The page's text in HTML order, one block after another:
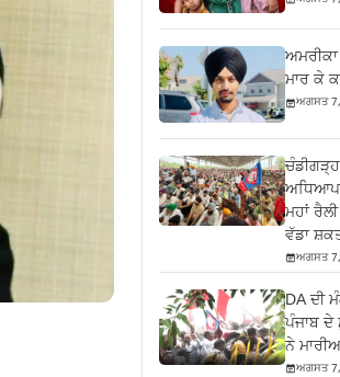
ਮਾਰ ਕੇ
ਅਗਸਤ
ਚੰਡੀਗੜ੍ਹ
ਮਹਾਂ
ਵੱਡਾ
ਅਗਸਤ
DA ਦੀ
ਪੰਜਾਬ ਦੇ
ਨੇ
ਅਗਸਤ